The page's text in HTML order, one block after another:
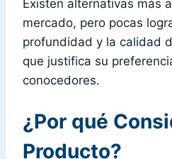
Existen alternativas más
mercado, pero pocas
profundidad y la calidad
que justifica su
conocedores.
¿Por qué
Producto?